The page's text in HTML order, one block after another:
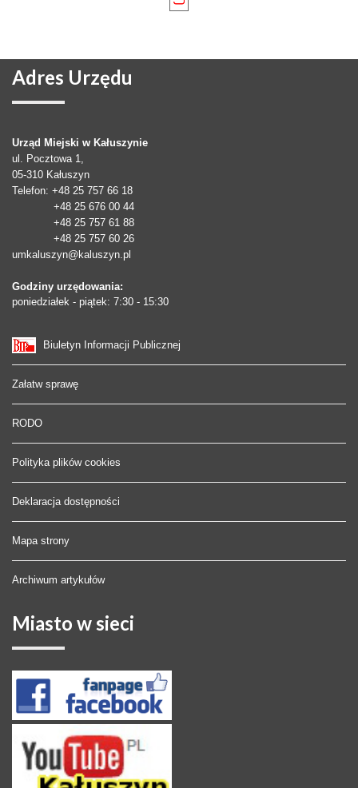
Adres Urzędu
Urząd Miejski w Kałuszynie
ul. Pocztowa 1,
05-310 Kałuszyn
Telefon: +48 25 757 66 18
+48 25 676 00 44
+48 25 757 61 88
+48 25 757 60 26
umkaluszyn@kaluszyn.pl
Godziny urzędowania:
poniedziałek - piątek: 7:30 - 15:30
Biuletyn Informacji Publicznej
Załatw sprawę
RODO
Polityka plików cookies
Deklaracja dostępności
Mapa strony
Archiwum artykułów
Miasto w sieci